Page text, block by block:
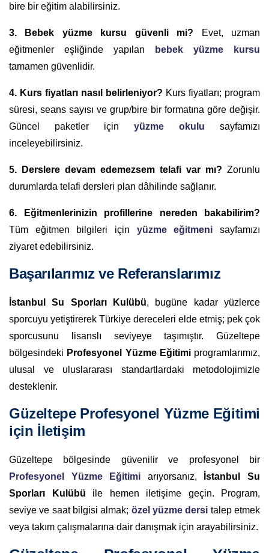
bire bir eğitim alabilirsiniz.
3. Bebek yüzme kursu güvenli mi? Evet, uzman
eğitmenler eşliğinde yapılan
bebek yüzme kursu
tamamen güvenlidir.
4. Kurs fiyatları nasıl belirleniyor? Kurs fiyatları; program
süresi, seans sayısı ve grup/bire bir formatına göre değişir.
Güncel paketler için yüzme okulu sayfamızı
inceleyebilirsiniz.
5. Derslere devam edemezsem telafi var mı? Zorunlu
durumlarda telafi dersleri plan dâhilinde sağlanır.
6. Eğitmenlerinizin profillerine nereden bakabilirim?
Tüm eğitmen bilgileri için yüzme eğitmeni sayfamızı
ziyaret edebilirsiniz.
Başarılarımız ve Referanslarımız
İstanbul Su Sporları Kulübü, bugüne kadar yüzlerce
sporcuyu yetiştirerek Türkiye dereceleri elde etmiş; pek çok
sporcusunu lisanslı seviyeye taşımıştır. Güzeltepe
bölgesindeki Profesyonel Yüzme Eğitimiprogramlarımız,
ulusal ve uluslararası standartlardaki metodolojimizle
desteklenir.
Güzeltepe Profesyonel Yüzme Eğitimi
için İletişim
Güzeltepe bölgesinde güvenilir ve profesyonel bir
Profesyonel Yüzme Eğitimi arıyorsanız,
İstanbul Su
Sporları Kulübü ile hemen iletişime geçin. Program,
seviye ve saat bilgisi almak; özel yüzme dersi talep etmek
veya takım çalışmalarına dair danışmak için arayabilirsiniz.